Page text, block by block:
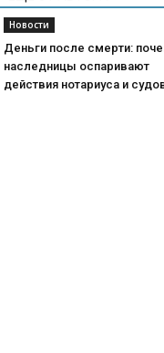
Новости
Деньги после смерти:
наследницы оспаривают
действия нотариуса и